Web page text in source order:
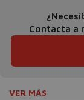
Contacta a
VER MÁS